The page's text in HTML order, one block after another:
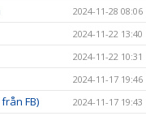
2024-11-28 08:06
2024-11-22 13:40
2024-11-22 10:31
2024-11-17 19:46
FB) 2024-11-17 19:43